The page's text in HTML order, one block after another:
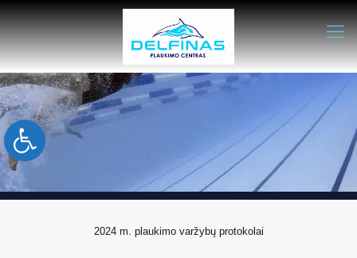
Open toolbar
2024 m. plaukimo varžybų protokolai